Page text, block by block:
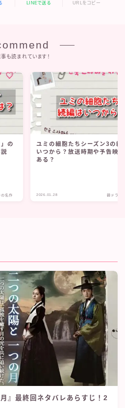
LINEで送る URLをコピー
も読まれています！
の
の名作
ユミの細胞たちシーズン3の続
いつから？放送時期や予告映
ある？
2026.01.28 韓ドラの
』最終回ネタバレあらすじ！2
信中♡
修正アニメおすすめ17選！